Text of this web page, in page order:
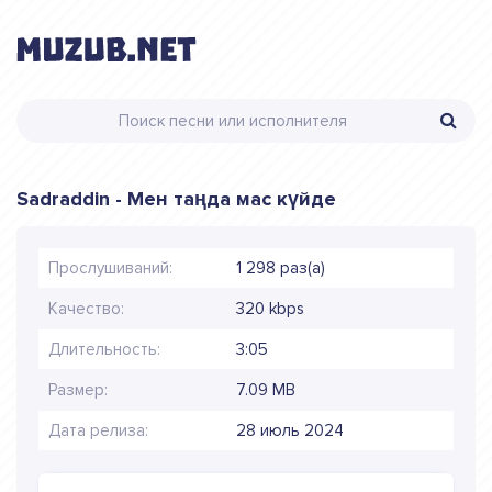
Sadraddin - Мен таңда мас күйде
Прослушиваний: 1 298 раз(а)
Качество: 320 kbps
Длительность: 3:05
Размер: 7.09 MB
Дата релиза: 28 июль 2024